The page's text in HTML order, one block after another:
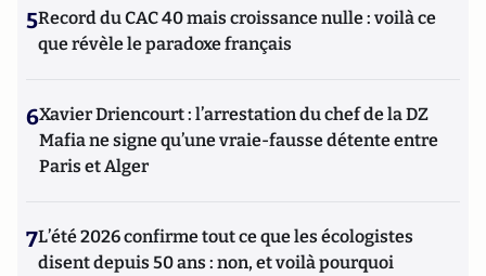
5Record du CAC 40 mais croissance nulle : voilà ce
que révèle le paradoxe français
6Xavier Driencourt : l’arrestation du chef de la DZ
Mafia ne signe qu’une vraie-fausse détente entre
Paris et Alger
7L’été 2026 confirme tout ce que les écologistes
disent depuis 50 ans : non, et voilà pourquoi